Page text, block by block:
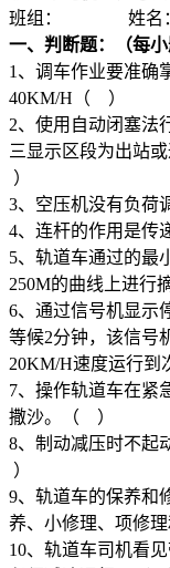
班组： 姓
一、判断题：（每小
1、调车作业要准确
40KM/H（ ）
2、使用自动闭塞法
三显示区段为出站
）
3、空压机没有负荷
4、连杆的作用是传
5、轨道车通过的最
250M的曲线上进行
6、通过信号机显示
等候2分钟，该信号
20KM/H速度运行到
7、操作轨道车在紧
撒沙。（ ）
8、制动减压时不起
）
9、轨道车的保养和
养、小修理、项修
10、轨道车司机看